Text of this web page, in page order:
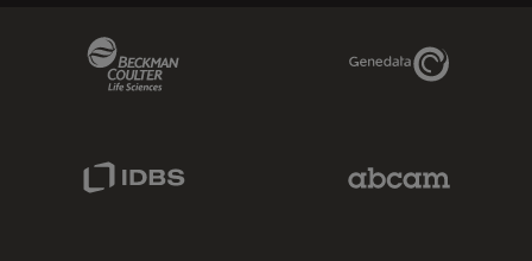
Genedata Link